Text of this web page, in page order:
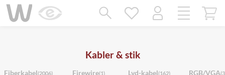
Kabler & stik
Fiberkabel(2006) Firewire(1) Lyd-kabel(162) RGB/VGA
Mangler chatten?
Ret samtykke!